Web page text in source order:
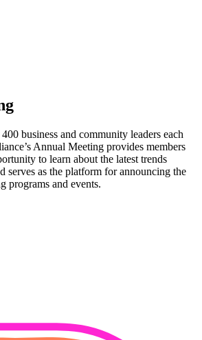
business and community leaders each
Annual Meeting provides members
to learn about the latest trends
serves as the platform for announcing the
programs and events.